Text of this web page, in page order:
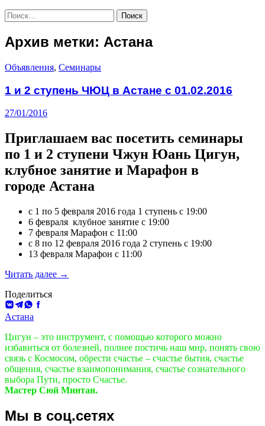
Найти:
Архив метки: Астана
Объявления, Семинары
1 и 2 ступень ЧЮЦ в Астане с 01.02.2016
27/01/2016
Приглашаем вас посетить семинары
по 1 и 2 ступени Чжун Юань Цигун,
клубное занятие и Марафон в
городе Астана
с 1 по 5 февраля 2016 года 1 ступень с 19:00
6 февраля клубное занятие с 19:00
7 февраля Марафон с 11:00
с 8 по 12 февраля 2016 года 2 ступень с 19:00
13 февраля Марафон с 11:00
Читать далее 1
Астане
с
01.02.2016
→
Поделиться
ВКонтакте
Telegram
WhatsApp
Facebook
Астана
Цигун – это инструмент, с помощью которого можно
избавиться от болезней, полнее постичь наш мир, понять свою
связь с Космосом, обрести счастье – счастье бытия, счастье
общения, счастье взаимопонимания, счастье сознательного
выбора Пути, просто Счастье.
Мастер Сюй Минтан.
Мы в соц.сетях